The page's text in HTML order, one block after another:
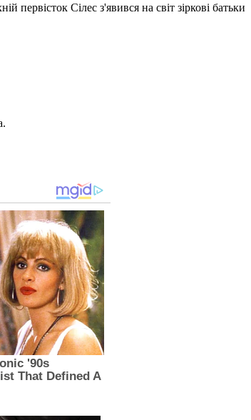
первісток Сілес з'явився на світ зіркові батьки